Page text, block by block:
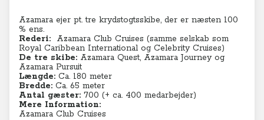
Azamara ejer pt. tre krydstogtsskibe, der er næsten 100
% ens.
Rederi: Azamara Club Cruises (samme selskab som
Royal Caribbean International og Celebrity Cruises)
De tre skibe: Azamara Quest, Azamara Journey og
Azamara Pursuit
Længde: Ca. 180 meter
Bredde: Ca. 65 meter
Antal gæster: 700 (+ ca. 400 medarbejder)
Mere Information:
Azamara Club Cruises